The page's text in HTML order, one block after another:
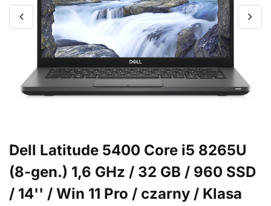
Dell Latitude 5400 Core i5 8265U
(8-gen.) 1,6 GHz / 32 GB / 960 SSD
/ 14'' / Win 11 Pro / czarny / Klasa